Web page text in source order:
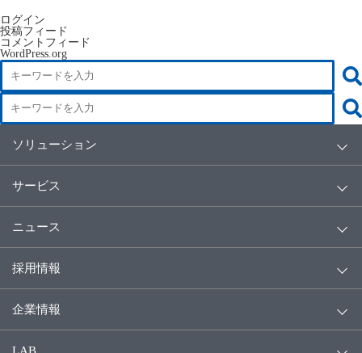
ログイン
投稿フィード
コメントフィード
WordPress.org
ソリューション
サービス
ニュース
採用情報
企業情報
LAB